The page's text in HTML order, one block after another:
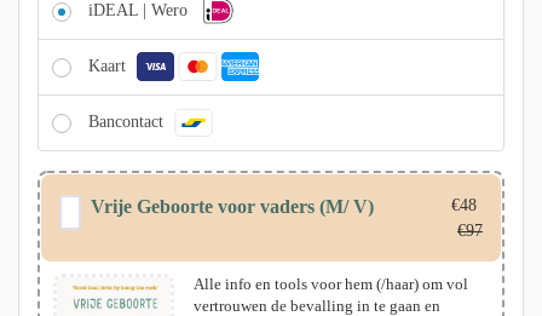
iDEAL | Wero
Kaart
Bancontact
Vrije Geboorte voor vaders (M/ V) €48
€97
Alle info en tools voor hem (/haar) om vol
vertrouwen de bevalling in te gaan en